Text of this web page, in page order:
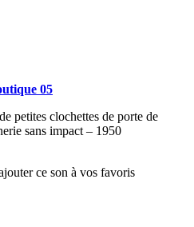
05
petites clochettes de porte de
sans impact – 1950